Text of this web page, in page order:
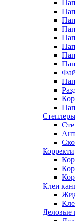
Клеи
Деловые